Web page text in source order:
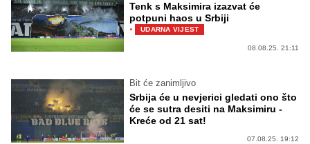
Tenk s Maksimira izazvat će
potpuni haos u Srbiji
· UDARNA VIJEST
08.08.25. 21:11
Bit će zanimljivo
Srbija će u nevjerici gledati ono što
će se sutra desiti na Maksimiru -
Kreće od 21 sat!
07.08.25. 19:12